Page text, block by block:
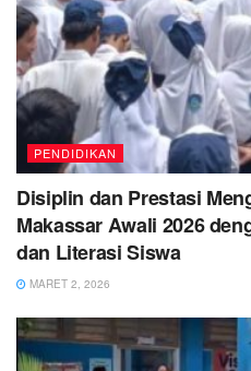
PENDIDIKAN
Disiplin dan Prestasi
Makassar Awali 2026
dan Literasi Siswa
MARET 2, 2026